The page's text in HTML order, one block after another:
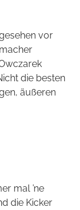
vor
die besten
äußeren
mal ’ne
die Kicker